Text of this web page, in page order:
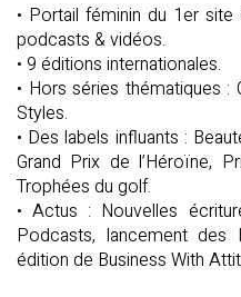
• Portail féminin du 1er
podcasts & vidéos.
• 9 éditions internationales.
• Hors séries thématiques
Styles.
• Des labels influants :
Grand Prix de l’Héroïne,
Trophées du golf.
• Actus : Nouvelles
Podcasts, lancement des
édition de Business With